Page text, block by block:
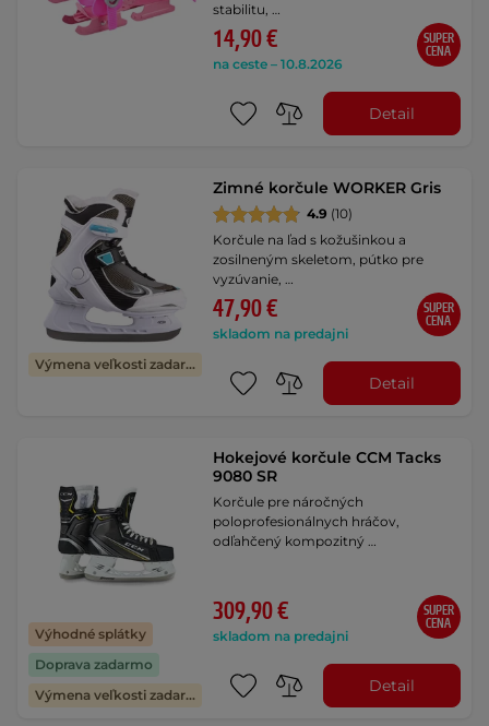
stabilitu, …
14,90 €
na ceste – 10.8.2026
SUPER
CENA
Detail
Výmena veľkosti zadarmo
Zimné korčule WORKER Gris
4.9 (10)
Korčule na ľad s kožušinkou a
zosilneným skeletom, pútko pre
vyzúvanie, …
47,90 €
skladom na predajni
SUPER
CENA
Detail
Výhodné splátky
Doprava zadarmo
Výmena veľkosti zadarmo
Hokejové korčule CCM Tacks
9080 SR
Korčule pre náročných
poloprofesionálnych hráčov,
odľahčený kompozitný …
309,90 €
skladom na predajni
SUPER
CENA
Detail